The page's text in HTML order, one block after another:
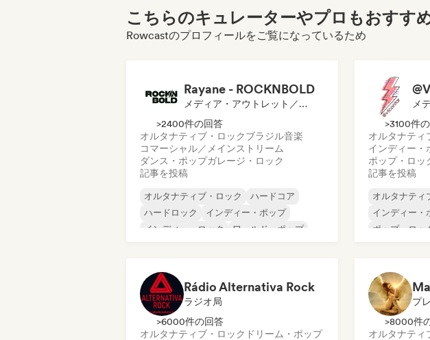
こちらのキュレーターやプロもおすす
Rowcastのプロフィールをご覧になっているため
Rayane - ROCKNBOLD
メディア・アウトレット／ジャーナリスト
>2400件の回答
オルタナティブ・ロックブラジル音楽
コマーシャル／メインストリーム
ダンス・ポップガレージ・ロック
記事を投稿
オルタナティブ・ロック
ハードコア
ハードロック
インディー・ポップ
インディー・ロック
ワールド・ポップ
>3100件
オルタナティ
インディー・
ポップ・ロッ
記事を投稿
オルタナティ
インディー・
ポップ・ロッ
Rádio Alternativa Rock
ラジオ局
>6000件の回答
オルタナティブ・ロック ドリーム・ポップ
プ
>8000件
オルタナティ